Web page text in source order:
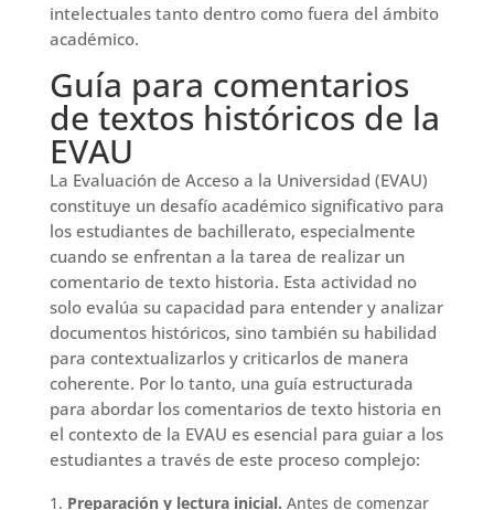
intelectuales tanto dentro como fuera del ámbito
académico.
Guía para comentarios
de textos históricos de la
EVAU
La Evaluación de Acceso a la Universidad (EVAU)
constituye un desafío académico significativo para
los estudiantes de bachillerato, especialmente
cuando se enfrentan a la tarea de realizar un
comentario de texto historia. Esta actividad no
solo evalúa su capacidad para entender y analizar
documentos históricos, sino también su habilidad
para contextualizarlos y criticarlos de manera
coherente. Por lo tanto, una guía estructurada
para abordar los comentarios de texto historia en
el contexto de la EVAU es esencial para guiar a los
estudiantes a través de este proceso complejo:
Preparación y lectura inicial. Antes de comenzar